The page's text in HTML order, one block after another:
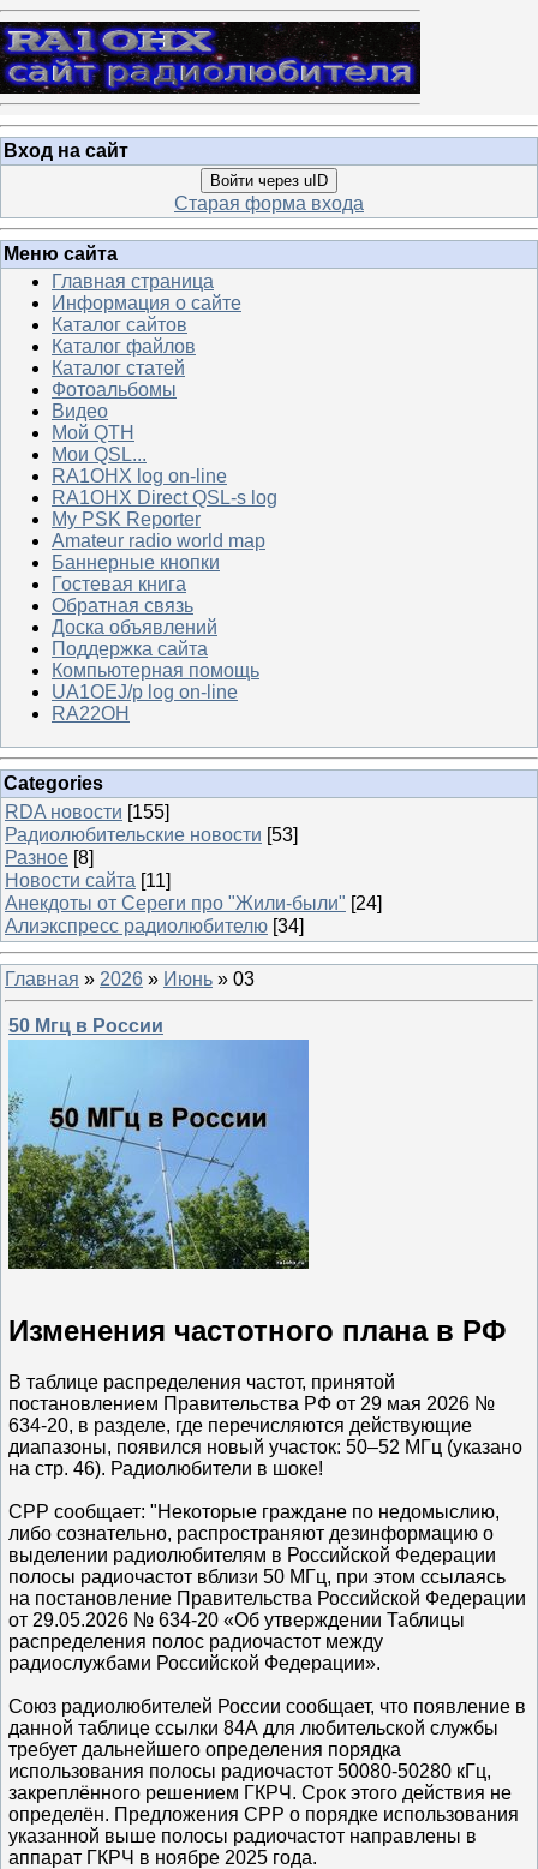
Вход на сайт
Войти через uID
Старая форма входа
Меню сайта
Главная страница
Информация о сайте
Каталог сайтов
Каталог файлов
Каталог статей
Фотоальбомы
Видео
Мой QTH
Мои QSL...
RA1OHX log on-line
RA1OHX Direct QSL-s log
My PSK Reporter
Amateur radio world map
Баннерные кнопки
Гостевая книга
Обратная связь
Доска объявлений
Поддержка сайта
Компьютерная помощь
UA1OEJ/p log on-line
RA22OH
Categories
RDA новости [155]
Радиолюбительские новости [53]
Разное [8]
Новости сайта [11]
Анекдоты от Сереги про "Жили-были" [24]
Алиэкспресс радиолюбителю [34]
Главная » 2026 » Июнь » 03
50 Мгц в России
Изменения частотного плана в РФ
В таблице распределения частот, принятой
постановлением Правительства РФ от 29 мая 2026 №
634-20, в разделе, где перечисляются действующие
диапазоны, появился новый участок: 50–52 МГц (указано
на стр. 46). Радиолюбители в шоке!
СРР сообщает: "Некоторые граждане по недомыслию,
либо сознательно, распространяют дезинформацию о
выделении радиолюбителям в Российской Федерации
полосы радиочастот вблизи 50 МГц, при этом ссылаясь
на постановление Правительства Российской Федерации
от 29.05.2026 № 634-20 «Об утверждении Таблицы
распределения полос радиочастот между
радиослужбами Российской Федерации».
Союз радиолюбителей России сообщает, что появление в
данной таблице ссылки 84А для любительской службы
требует дальнейшего определения порядка
использования полосы радиочастот 50080-50280 кГц,
закреплённого решением ГКРЧ. Срок этого действия не
определён. Предложения СРР о порядке использования
указанной выше полосы радиочастот направлены в
аппарат ГКРЧ в ноябре 2025 года.